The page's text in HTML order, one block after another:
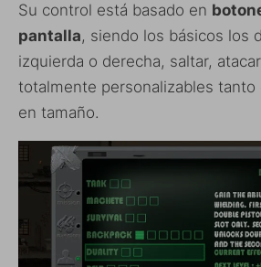
Su control está basado en
pantalla, siendo los básicos los
izquierda o derecha, saltar,
totalmente personalizables tanto
en tamaño.